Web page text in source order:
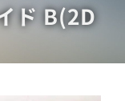
ド B(2D